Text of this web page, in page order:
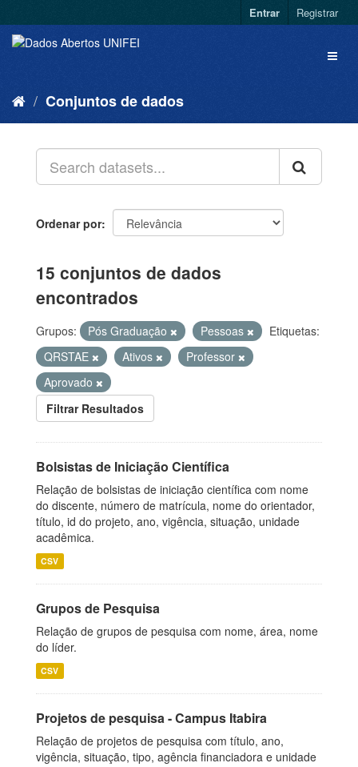
Entrar Registrar
Conjuntos de dados
Ordenar por
15 conjuntos de dados
encontrados
Grupos: Pós Graduação Pessoas
Etiquetas:
QRSTAE
Ativos
Professor
Aprovado
Filtrar Resultados
Bolsistas de Iniciação Científica
Relação de bolsistas de iniciação científica com nome
do discente, número de matrícula, nome do orientador,
título, id do projeto, ano, vigência, situação, unidade
acadêmica.
CSV
Grupos de Pesquisa
Relação de grupos de pesquisa com nome, área, nome
do líder.
CSV
Projetos de pesquisa - Campus Itabira
Relação de projetos de pesquisa com título, ano,
vigência, situação, tipo, agência financiadora e unidade